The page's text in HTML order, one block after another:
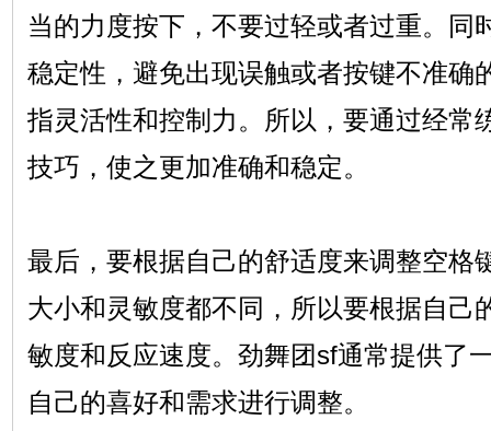
当的力度按下，不要过轻或者过重。同
稳定性，避免出现误触或者按键不准确
指灵活性和控制力。所以，要通过经常
技巧，使之更加准确和稳定。
最后，要根据自己的舒适度来调整空格
大小和灵敏度都不同，所以要根据自己
敏度和反应速度。劲舞团sf通常提供了
自己的喜好和需求进行调整。